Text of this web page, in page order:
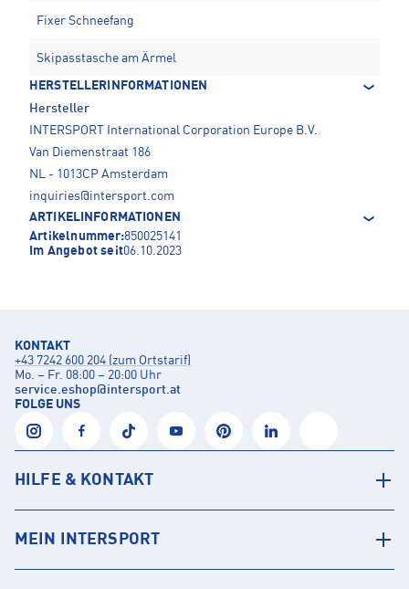
Fixer Schneefang
Skipasstasche am Ärmel
HERSTELLERINFORMATIONEN
Hersteller
INTERSPORT International Corporation Europe B.V.
Van Diemenstraat 186
NL - 1013CP Amsterdam
inquiries@intersport.com
ARTIKELINFORMATIONEN
Artikelnummer:850025141
Im Angebot seit06.10.2023
KONTAKT
+43 7242 600 204 (zum Ortstarif)
Mo. – Fr. 08:00 – 20:00 Uhr
service.eshop@intersport.at
FOLGE UNS
HILFE & KONTAKT
MEIN INTERSPORT